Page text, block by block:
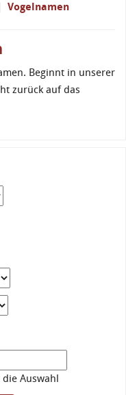
Vogelnamen
Beginnt in unserer
zurück auf das
Auswahl